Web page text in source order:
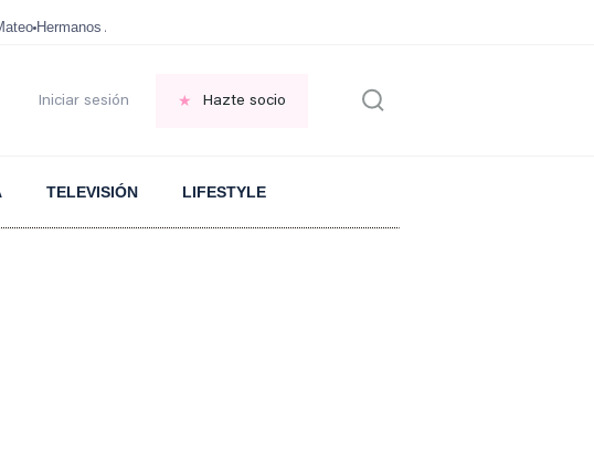
Hermanos Aranguren sobre el ARROZ
Iniciar sesión Hazte socio
TELEVISIÓN LIFESTYLE